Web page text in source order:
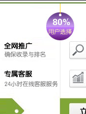
系统的设备，具有以下特点
据预设的参数和设定的
喷淋系统的喷淋时间和喷
有多种工作模式和功能
通常采用简单的接线方式